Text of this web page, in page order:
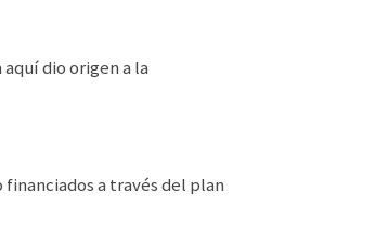
dio origen a la
a través del plan